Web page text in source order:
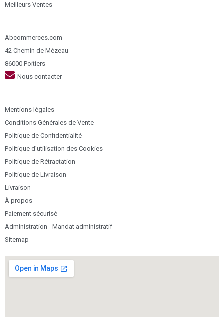
Meilleurs Ventes
Abcommerces.com
42 Chemin de Mézeau
86000 Poitiers
Nous contacter
Mentions légales
Conditions Générales de Vente
Politique de Confidentialité
Politique d’utilisation des Cookies
Politique de Rétractation
Politique de Livraison
Livraison
À propos
Paiement sécurisé
Administration - Mandat administratif
Sitemap